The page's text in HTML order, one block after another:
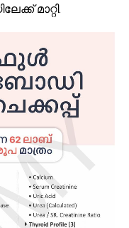
മാറ്റി.